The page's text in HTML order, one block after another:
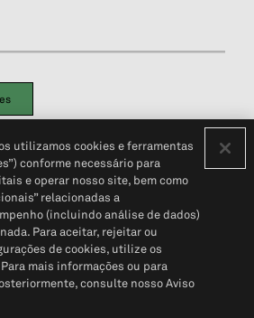
de privacidade do cliente (em inglês)
Pessoais© 2026 S&P Global
utilizamos cookies e ferramentas
conforme necessário para
e operar nosso site, bem como
relacionadas a
(incluindo análise de dados)
Para aceitar, rejeitar ou
de cookies, utilize os
mais informações ou para
consulte nosso Aviso